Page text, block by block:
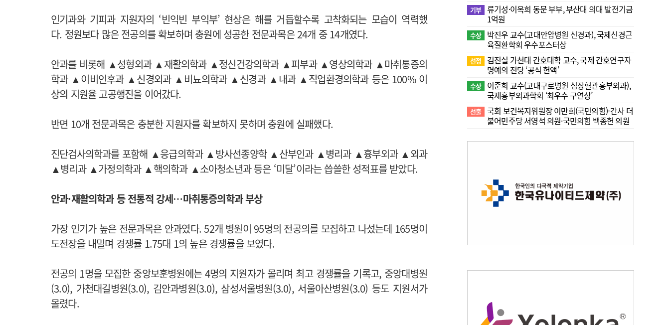
인기과와 기피과 지원자의 ‘빈익빈 부익부’ 현상은 해를 거듭할수록 고착화되는 모습이 역력했
다. 정원보다 많은 전공의를 확보하며 충원에 성공한 전문과목은 24개 중 14개였다.
안과를 비롯해 ▲성형외과 ▲재활의학과 ▲정신건강의학과 ▲피부과 ▲영상의학과 ▲마취통증의
학과 ▲이비인후과 ▲신경외과 ▲비뇨의학과 ▲신경과 ▲내과 ▲직업환경의학과 등은 100% 이
상의 지원율 고공행진을 이어갔다.
반면 10개 전문과목은 충분한 지원자를 확보하지 못하며 충원에 실패했다.
진단검사의학과를 포함해 ▲응급의학과 ▲방사선종양학 ▲산부인과 ▲병리과 ▲흉부외과 ▲외과
▲병리과 ▲가정의학과 ▲핵의학과 ▲소아청소년과 등은 ‘미달’이라는 씁쓸한 성적표를 받았다.
안과·재활의학과 등 전통적 강세…마취통증의학과 부상
가장 인기가 높은 전문과목은 안과였다. 52개 병원이 95명의 전공의를 모집하고 나섰는데 165명이
도전장을 내밀며 경쟁률 1.75대 1의 높은 경쟁률을 보였다.
전공의 1명을 모집한 중앙보훈병원에는 4명의 지원자가 몰리며 최고 경쟁률을 기록고, 중앙대병원
(3.0), 가천대길병원(3.0), 김안과병원(3.0), 삼성서울병원(3.0), 서울아산병원(3.0) 등도 지원서가
몰렸다.
기부 류기성·이옥희 동문 부부, 부산대 의대 발전기금
1억원
수상
박진우 교수(고대안암병원 신경과), 국제신경근
육질환학회 우수포스터상
선정
김진실 가천대 간호대학 교수, 국제 간호연구자
명예의 전당 ‘공식 헌액’
수상
이준희 교수(고대구로병원 심장혈관흉부외과),
국제흉부외과학회 ‘최우수 구연상’
선출 국회 보건복지위원장 이만희(국민의힘)-간사 더
불어민주당 서영석 의원·국민의힘 백종헌 의원